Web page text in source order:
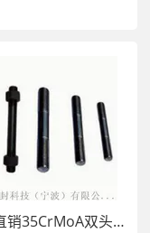
厂家直销35CrMoA双头等长螺栓带螺母